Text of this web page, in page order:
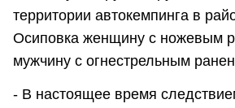
территории автокемпинга в
Осиповка женщину с ножевым
мужчину с огнестрельным
- В настоящее время